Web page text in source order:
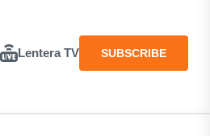
Lentera TV SUBSCRIBE